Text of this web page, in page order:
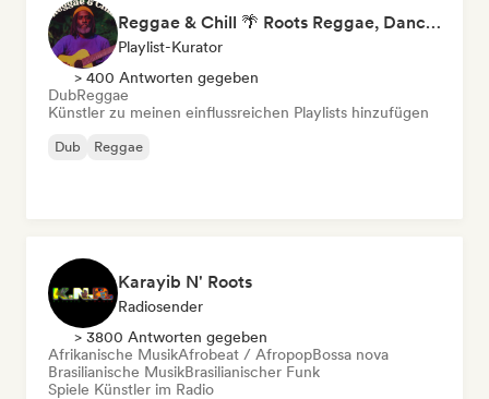
Reggae & Chill 🌴 Roots Reggae, Dancehall & Dub
Playlist-Kurator
> 400 Antworten gegeben
DubReggae
Künstler zu meinen einflussreichen Playlists hinzufügen
Dub Reggae
Karayib N' Roots
Radiosender
> 3800 Antworten gegeben
Afrikanische MusikAfrobeat / AfropopBossa nova
Brasilianische MusikBrasilianischer Funk
Spiele Künstler im Radio